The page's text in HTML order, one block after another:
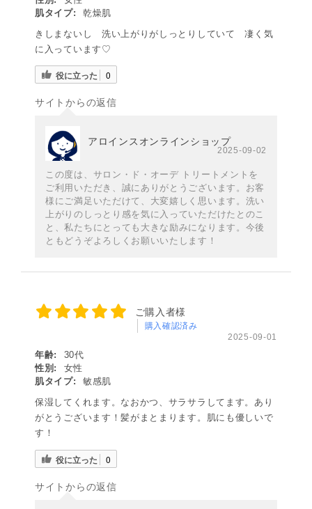
肌タイプ:
乾燥肌
きしまないし 洗い上がりがしっとりしていて 凄く気
に入っています♡
役に立った 0
サイトからの返信
アロインスオンラインショップ
2025-09-02
この度は、サロン・ド・オーデ トリートメントを
ご利用いただき、誠にありがとうございます。お客
様にご満足いただけて、大変嬉しく思います。洗い
上がりのしっとり感を気に入っていただけたとのこ
と、私たちにとっても大きな励みになります。今後
ともどうぞよろしくお願いいたします！
ご購入者様
購入確認済み
2025-09-01
年齢:
30代
性別:
女性
肌タイプ:
敏感肌
保湿してくれます。なおかつ、サラサラしてます。あり
がとうございます！髪がまとまります。肌にも優しいで
す！
役に立った 0
サイトからの返信